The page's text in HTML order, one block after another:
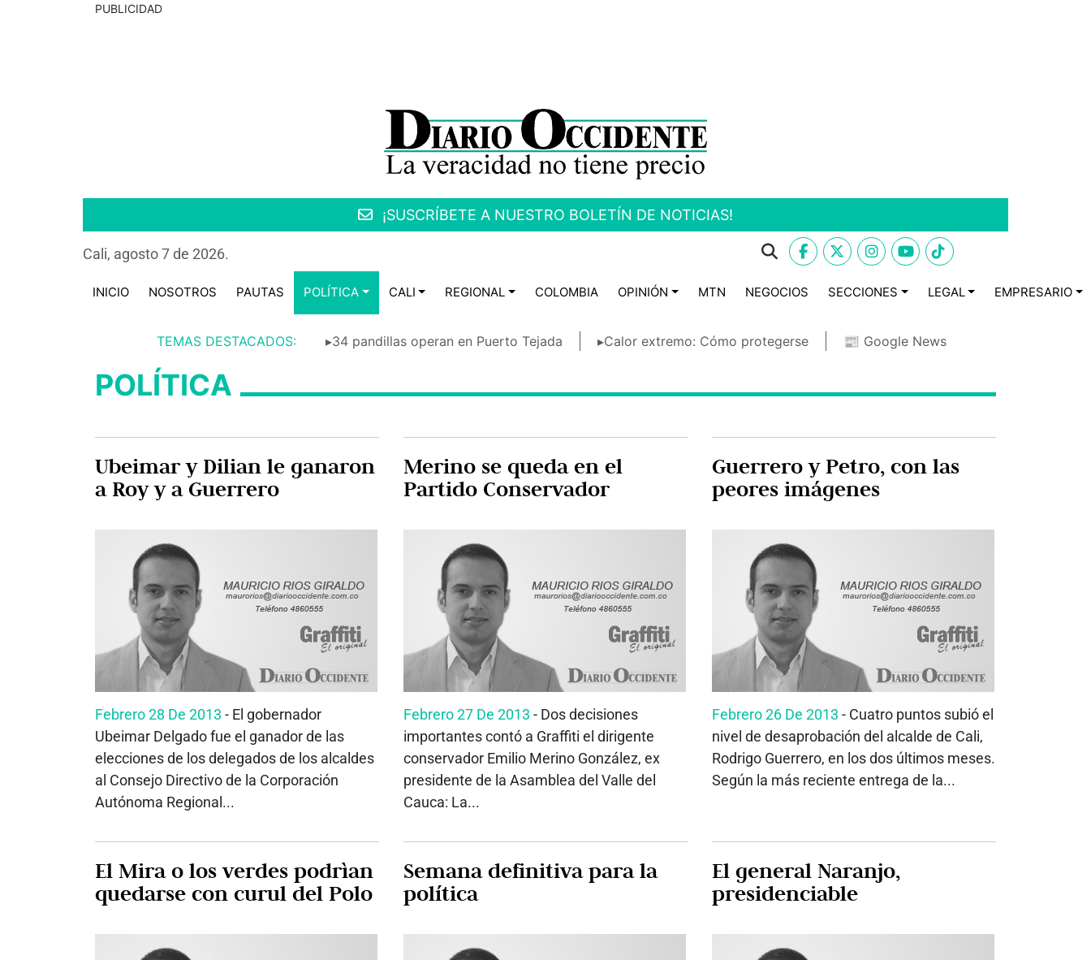
PUBLICIDAD
¡SUSCRÍBETE A NUESTRO BOLETÍN DE NOTICIAS!
Cali, agosto 7 de 2026.
INICIO NOSOTROS PAUTAS POLÍTICA CALI REGIONAL COLOMBIA OPINIÓN MTN NEGOCIOS SECCIONES LEGAL EMPRESARIO
TEMAS DESTACADOS: ▸34 pandillas operan en Puerto Tejada ▸Calor extremo: Cómo protegerse 📰 Google News
POLÍTICA
Ubeimar y Dilian le ganaron
a Roy y a Guerrero
Febrero 28 De 2013 - El gobernador
Ubeimar Delgado fue el ganador de las
elecciones de los delegados de los alcaldes
al Consejo Directivo de la Corporación
Autónoma Regional...
Merino se queda en el
Partido Conservador
Febrero 27 De 2013 - Dos decisiones
importantes contó a Graffiti el dirigente
conservador Emilio Merino González, ex
presidente de la Asamblea del Valle del
Cauca: La...
Guerrero y Petro, con las
peores imágenes
Febrero 26 De 2013 - Cuatro puntos subió el
nivel de desaprobación del alcalde de Cali,
Rodrigo Guerrero, en los dos últimos meses.
Según la más reciente entrega de la...
El Mira o los verdes podrìan
quedarse con curul del Polo
Semana definitiva para la
política
El general Naranjo,
presidenciable